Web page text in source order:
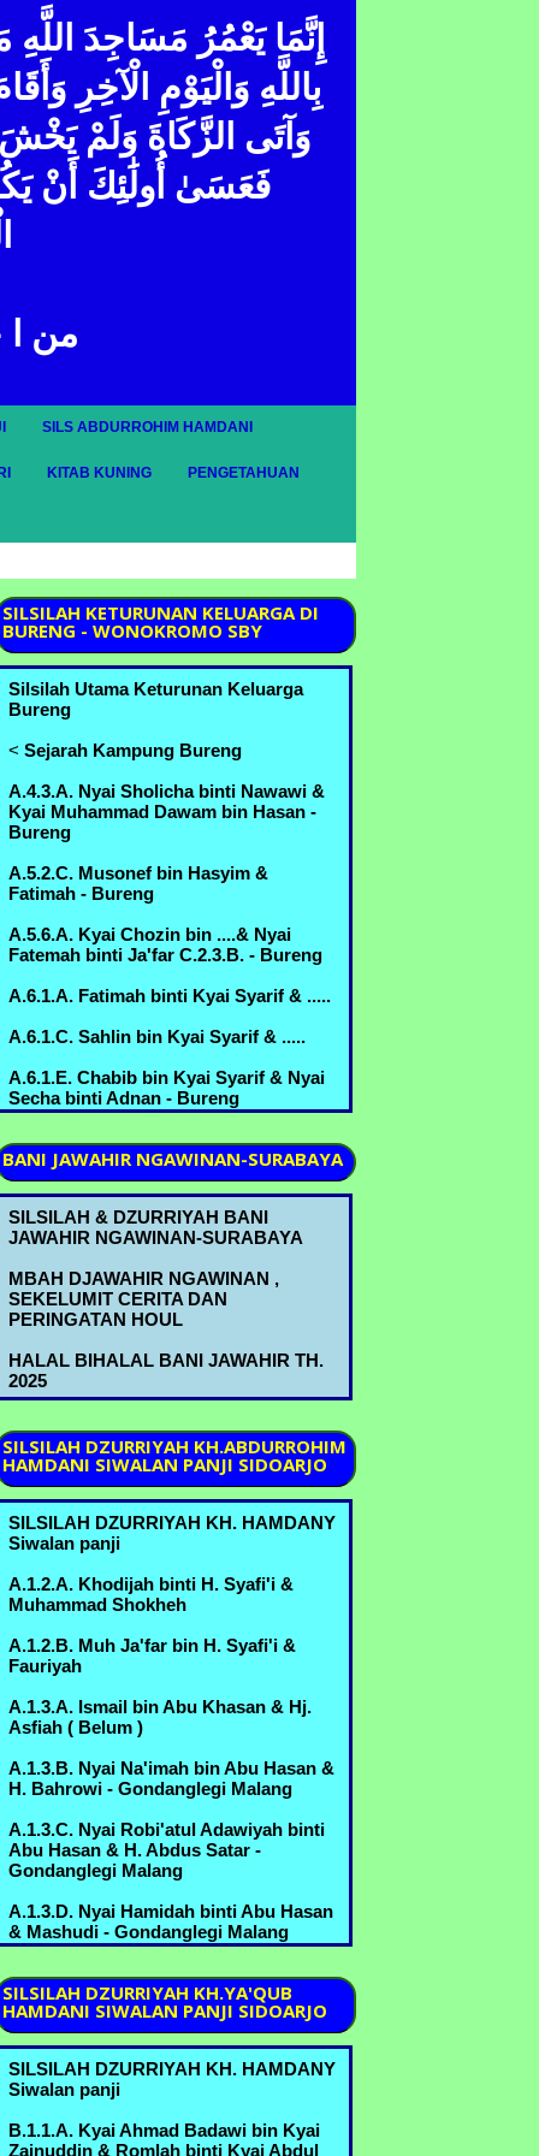
إِنَّمَا يَعْمُرُ مَسَاجِدَ
بِاللَّهِ وَالْيَوْمِ الْآخِرِ
وَآتَى الزَّكَاةَ وَلَمْ يَخْشَ
فَعَسَىٰ أُولَٰئِكَ أَنْ
من ا
SILS ABDURROHIM HAMDANI
KITAB KUNING PENGETAHUAN
SILSILAH KETURUNAN KELUARGA DI
BURENG - WONOKROMO SBY
Silsilah Utama Keturunan Keluarga
Bureng
< Sejarah Kampung Bureng
A.4.3.A. Nyai Sholicha binti Nawawi &
Kyai Muhammad Dawam bin Hasan -
Bureng
A.5.2.C. Musonef bin Hasyim &
Fatimah - Bureng
A.5.6.A. Kyai Chozin bin ....& Nyai
Fatemah binti Ja'far C.2.3.B. - Bureng
A.6.1.A. Fatimah binti Kyai Syarif & .....
A.6.1.C. Sahlin bin Kyai Syarif & .....
A.6.1.E. Chabib bin Kyai Syarif & Nyai
Secha binti Adnan - Bureng
A.6.2.A. Nyai Romlah bin Kyai
Abdurrahman & Kyai Abdul Mannan
bin Mustofa B.3.5.B. - Bureng
A.6.2.B. Nyai Hindun bin Kyai
Abdurrahman & Kyai Abbas bin Ahmad
A.6.2.C. Kyai Ridwan bin Kyai
Abdurrahman & Nyai Shofiah binti
A.6.2.D. Nyai Asiyah bin Kyai
Abdurrahman & H. Abdulloh Ja'far bin
A.6.3.B. Kyai Machmud bin Ahmad
Marzuki & Nyai Sa'udah binti
Muchammad B.3.6.A. - Bureng
A.6.3.D. Kyai Sholeh bin Ahmad
Bureng
& Hj. Umi Habibah binti Sahlan
B.3.5.D.3. - Margorejo
A.6.3.F. Nyai Syifa' bin Ahmad Marzuki
& Kyai Idris Zainuddin - Bureng
A.6.3.G. Nyai Batul bin Ahmad Marzuki
& Ikhsan,Kyai Thoha - Bureng
B.3.5.B. Kyai Abdul Manan bin Mustofa
& Nyai Romlah bin Kyai Abdurrahman
A.6.2.A. - Bureng
B.3.5.C. Muchammad Nur bin Mustofa
& Umi Kulsum bin Thoyyib B.6.1.B.
B.3.5.D. Nyai Mas Khodijah binti
Mustofa & Kyai Sahlan bin Kyai Amin -
Margorejo
B.3.5.E. Idris Mustofa bin Mustofa &
Sufiani, hula - Bureng
B.3.6.A. Nyai Sa'udah binti
Muchammad & Kyai Machmud bin
BANI JAWAHIR NGAWINAN-SURABAYA
SILSILAH & DZURRIYAH BANI
JAWAHIR NGAWINAN-SURABAYA
MBAH DJAWAHIR NGAWINAN ,
SEKELUMIT CERITA DAN
PERINGATAN HOUL
HALAL BIHALAL BANI JAWAHIR TH.
2025
SILSILAH DZURRIYAH KH.ABDURROHIM
HAMDANI SIWALAN PANJI SIDOARJO
SILSILAH DZURRIYAH KH. HAMDANY
Siwalan panji
A.1.2.A. Khodijah binti H. Syafi'i &
Muhammad Shokheh
A.1.2.B. Muh Ja'far bin H. Syafi'i &
Fauriyah
A.1.3.A. Ismail bin Abu Khasan & Hj.
Asfiah ( Belum )
A.1.3.B. Nyai Na'imah bin Abu Hasan &
H. Bahrowi - Gondanglegi Malang
A.1.3.C. Nyai Robi'atul Adawiyah binti
Abu Hasan & H. Abdus Satar -
Gondanglegi Malang
A.1.3.D. Nyai Hamidah binti Abu Hasan
& Mashudi - Gondanglegi Malang
A.2.1.A. Nyai Marhamah binti Muniroh
A.2.1.B. Nyai Rohmah binti Muniroh &
..........
A.2.1.C. Nyai Jamilah binti Muniroh &
Sarimo , Abd Mu'in
A.3.1.A. H. Mansyur bin ........ ( Belum )
SILSILAH DZURRIYAH KH.YA'QUB
HAMDANI SIWALAN PANJI SIDOARJO
SILSILAH DZURRIYAH KH. HAMDANY
Siwalan panji
B.1.1.A. Kyai Ahmad Badawi bin Kyai
Zainuddin & Romlah binti Kyai Abdul